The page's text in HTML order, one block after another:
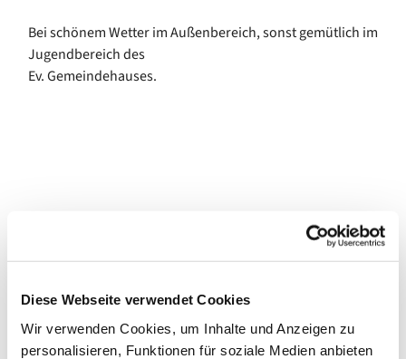
Diese Webseite verwendet Cookies
Wir verwenden Cookies, um Inhalte und Anzeigen zu
personalisieren, Funktionen für soziale Medien anbieten
Bei schönem Wetter im Außenbereich, sonst gemütlich im
Jugendbereich des
Ev. Gemeindehauses.